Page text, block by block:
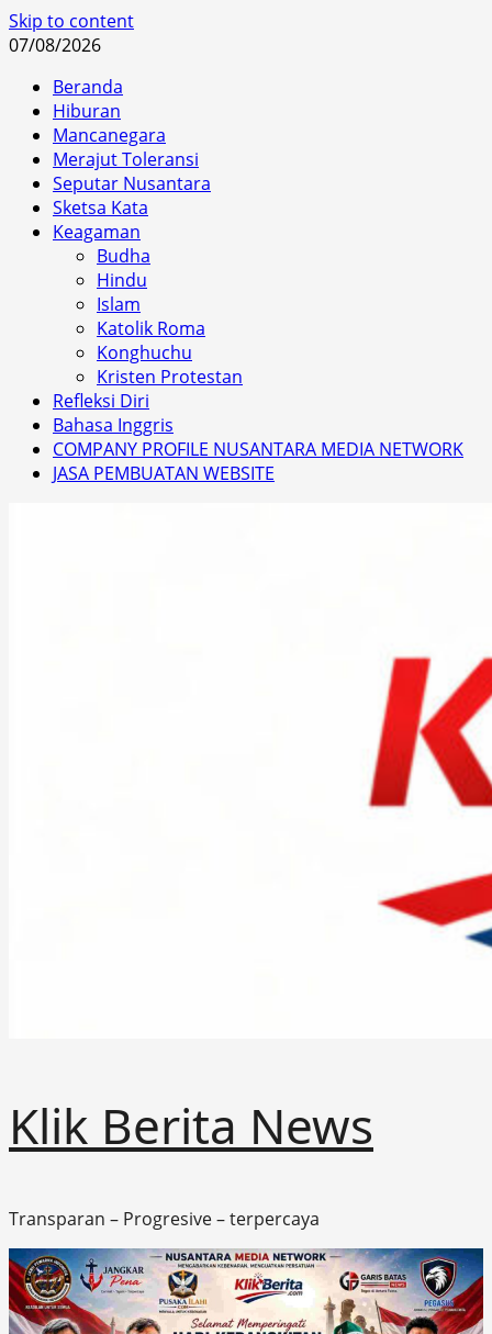
Skip to content
07/08/2026
Beranda
Hiburan
Mancanegara
Merajut Toleransi
Seputar Nusantara
Sketsa Kata
Keagaman
Budha
Hindu
Islam
Katolik Roma
Konghuchu
Kristen Protestan
Refleksi Diri
Bahasa Inggris
COMPANY PROFILE NUSANTARA MEDIA NETWORK
JASA PEMBUATAN WEBSITE
Klik Berita News
Transparan – Progresive – terpercaya